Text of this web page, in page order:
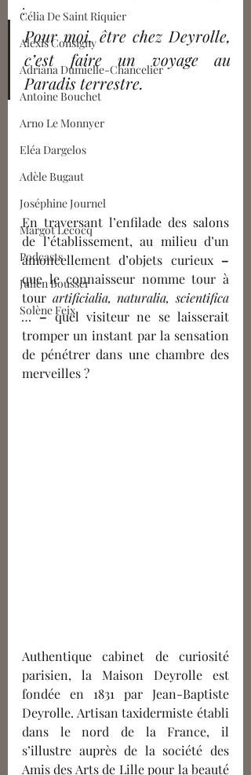
Célia De Saint Riquier
Alexis Consigny
Adriana Dumielle-Chancelier
Antoine Bouchet
Arno Le Monnyer
Eléa Dargelos
Adèle Bugaut
Joséphine Journel
Margot Lecocq
Podcasts
Julien Bousser
Solène Feix
:
Pour moi, être chez Deyrolle,
c’est faire un voyage au
Paradis terrestre.
En traversant l’enfilade des salons
de l’établissement, au milieu d’un
amoncellement d’objets curieux
que le connaisseur nomme tour à
tour artificialia, naturalia, scientifica
… – quel visiteur ne se laisserait
tromper un instant par la sensation
de pénétrer dans une chambre des
merveilles ?
Authentique cabinet de curiosité
parisien, la Maison Deyrolle est
fondée en 1831 par Jean-Baptiste
Deyrolle. Artisan taxidermiste établi
dans le nord de la France, il
s’illustre auprès de la société des
Amis des Arts de Lille pour la beauté